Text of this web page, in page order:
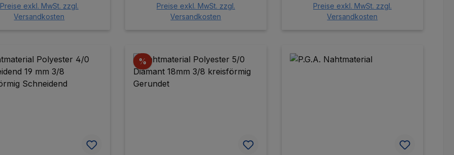
Preise exkl. MwSt. zzgl.
Versandkosten
Preise exkl. MwSt. zzgl.
Versandkosten
Preise exkl. MwSt. zzgl.
Versandkosten
% Rabatt